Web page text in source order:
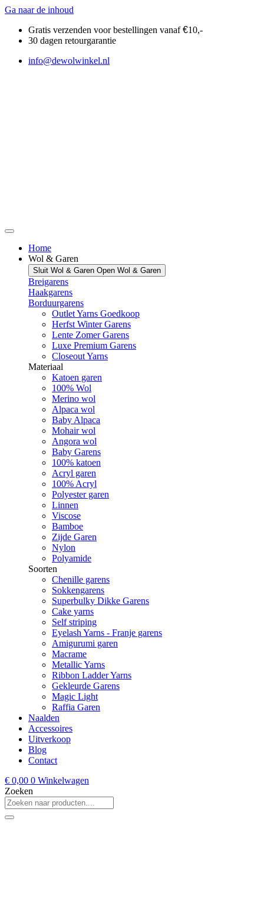
Ga naar de inhoud
Gratis verzenden voor bestellingen vanaf€10,-
30 dagen retourgarantie
info@dewolwinkel.nl
Home
Wol & Garen
Sluit Wol & Garen Open Wol & Garen
Breigarens
Haakgarens
Borduurgarens
Outlet Yarns Goedkoop
Herfst Winter Garens
Lente Zomer Garens
Luxe Premium Garens
Closeout Yarns
Materiaal
Katoen garen
100% Wol
Merino wol
Alpaca wol
Baby Alpaca
Mohair wol
Angora wol
Baby Garens
100% katoen
Acryl garen
100% Acryl
Polyester garen
Linnen
Viscose
Bamboe
Zijde Garen
Nylon
Polyamide
Soorten
Chenille garens
Sokkengarens
Superbulky Dikke Garens
Cake yarns
Self striping
Eyelash Yarns - Franje garens
Amigurumi garen
Macrame
Metallic Yarns
Ribbon Ladder Yarns
Gekleurde Garens
Magic Light
Raffia Garen
Naalden
Accessoires
Uitverkoop
Blog
Contact
€ 0,00 0 Winkelwagen
Zoeken